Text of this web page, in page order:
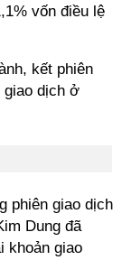
vốn điều lệ
kết phiên
giao dịch ở
phiên giao dịch
Dung đã
khoản giao